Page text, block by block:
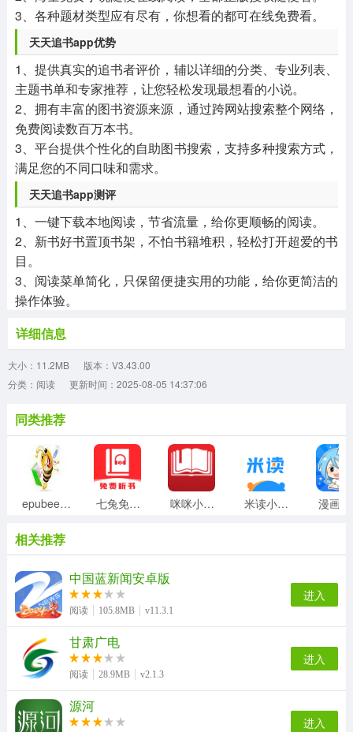
3、各种题材类型应有尽有，你想看的都可在线免费看。
天天追书app优势
1、提供真实的追书者评价，辅以详细的分类、专业列表、
主题书单和专家推荐，让您轻松发现最想看的小说。
2、拥有丰富的图书资源来源，通过跨网站搜索整个网络，
免费阅读数百万本书。
3、平台提供个性化的自助图书搜索，支持多种搜索方式，
满足您的不同口味和需求。
天天追书app测评
1、一键下载本地阅读，节省流量，给你更顺畅的阅读。
2、新书好书置顶书架，不怕书籍堆积，轻松打开超爱的书
目。
3、阅读菜单简化，只保留便捷实用的功能，给你更简洁的
操作体验。
详细信息
大小：11.2MB
版本：V3.43.00
分类：阅读
更新时间：2025-08-05 14:37:06
同类推荐
epubee电子书 七兔免费小说 咪咪小说阅读器 米读小说正版
相关推荐
中国蓝新闻安卓版
阅读 105.8MB v11.3.1
进入
甘肃广电
阅读 28.9MB v2.1.3
进入
源河
进入